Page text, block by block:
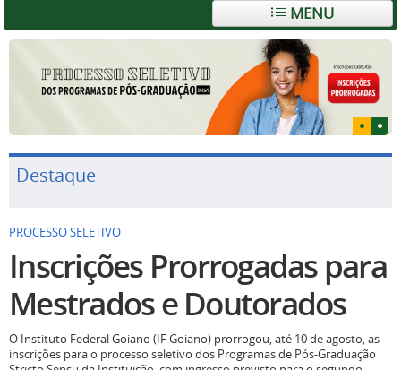
MENU
Destaque
PROCESSO SELETIVO
Inscrições Prorrogadas para
Mestrados e Doutorados
O Instituto Federal Goiano (IF Goiano) prorrogou, até 10 de agosto, as
inscrições para o processo seletivo dos Programas de Pós-Graduação